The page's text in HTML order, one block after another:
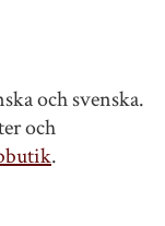
och svenska.
och
.